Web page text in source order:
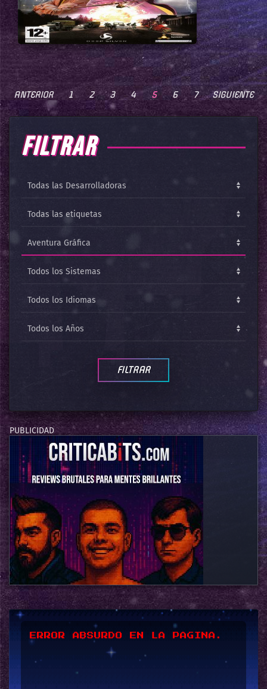
ANTERIOR 1 2 3 4 5 6 7 SIGUIENTE
FILTRAR
*UPSSS*